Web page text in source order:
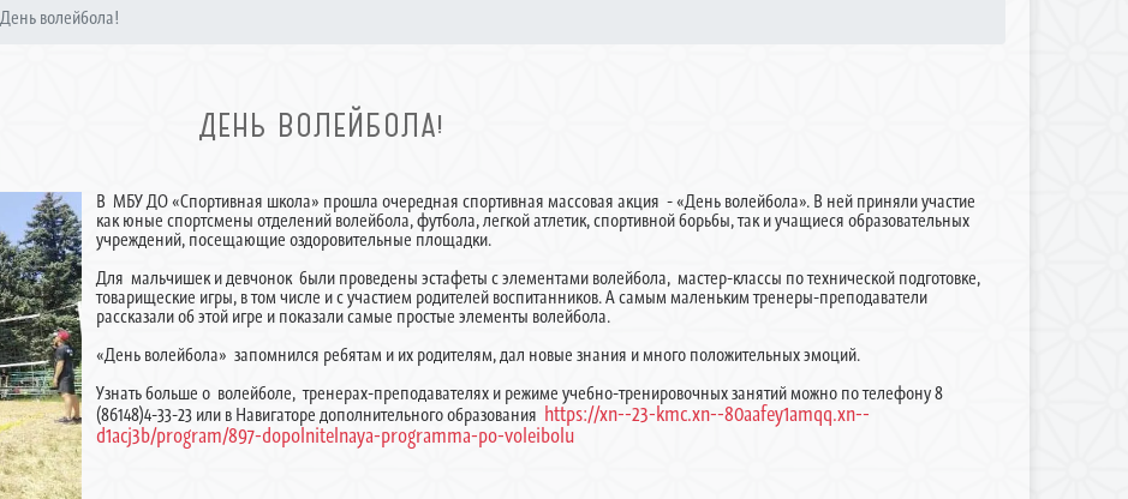
День волейбола!
ДЕНЬ ВОЛЕЙБОЛА!
В МБУ ДО «Спортивная школа» прошла очередная спортивная массовая акция - «День волейбола». В ней приняли участие
как юные спортсмены отделений волейбола, футбола, легкой атлетик, спортивной борьбы, так и учащиеся образовательных
учреждений, посещающие оздоровительные площадки.
Для мальчишек и девчонок были проведены эстафеты с элементами волейбола, мастер-классы по технической подготовке,
товарищеские игры, в том числе и с участием родителей воспитанников. А самым маленьким тренеры-преподаватели
рассказали об этой игре и показали самые простые элементы волейбола.
«День волейбола» запомнился ребятам и их родителям, дал новые знания и много положительных эмоций.
Узнать больше о волейболе, тренерах-преподавателях и режиме учебно-тренировочных занятий можно по телефону 8
(86148)4-33-23 или в Навигаторе дополнительного образования https://xn--23-kmc.xn--80aafey1amqq.xn--
d1acj3b/program/897-dopolnitelnaya-programma-po-voleibolu